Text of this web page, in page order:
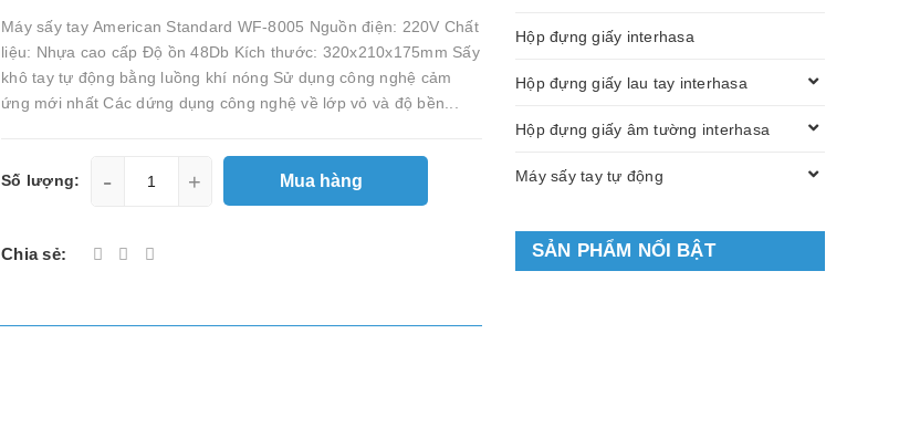
Máy sấy tay American Standard WF-8005 Nguồn điện: 220V Chất
liệu: Nhựa cao cấp Độ ồn 48Db Kích thước: 320x210x175mm Sấy
khô tay tự động bằng luồng khí nóng Sử dụng công nghệ cảm
ứng mới nhất Các dứng dụng công nghệ về lớp vỏ và độ bền...
Số lượng: - + Mua hàng
Chia sẻ:
Hộp đựng giấy interhasa
Hộp đựng giấy lau tay interhasa
Hộp đựng giấy âm tường interhasa
Máy sấy tay tự động
SẢN PHẨM NỔI BẬT